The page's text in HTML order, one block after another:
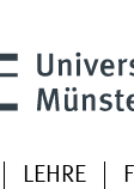
LEHRE